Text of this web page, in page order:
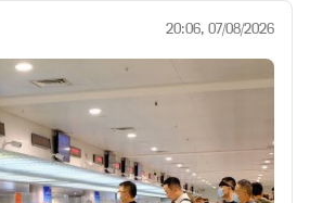
20:06, 07/08/2026